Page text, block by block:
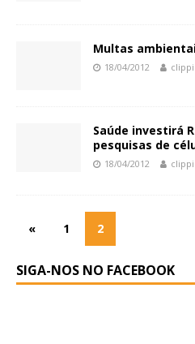
Multas
18/04/2012
Saúde investirá
pesquisas de
18/04/2012
« 1 2
SIGA-NOS NO FACEBOOK